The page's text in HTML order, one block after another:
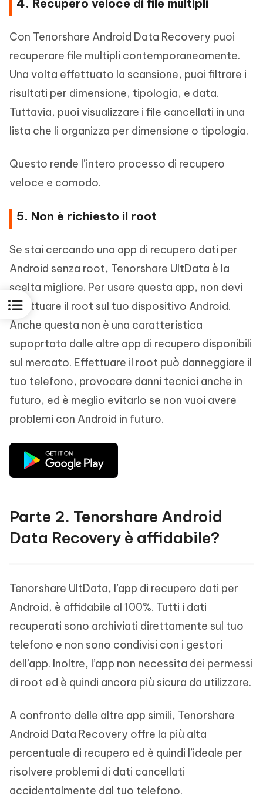
4. Recupero veloce di file multipli
Con Tenorshare Android Data Recovery puoi
recuperare file multipli contemporaneamente.
Una volta effettuato la scansione, puoi filtrare i
risultati per dimensione, tipologia, e data.
Tuttavia, puoi visualizzare i file cancellati in una
lista che li organizza per dimensione o tipologia.
Questo rende l’intero processo di recupero
veloce e comodo.
5. Non è richiesto il root
Se stai cercando una app di recupero dati per
Android senza root, Tenorshare UltData è la
scelta migliore. Per usare questa app, non devi
effettuare il root sul tuo dispositivo Android.
Anche questa non è una caratteristica
supoprtata dalle altre app di recupero disponibili
sul mercato. Effettuare il root può danneggiare il
tuo telefono, provocare danni tecnici anche in
futuro, ed è meglio evitarlo se non vuoi avere
problemi con Android in futuro.
Parte 2. Tenorshare Android
Data Recovery è affidabile?
Tenorshare UltData, l’app di recupero dati per
Android, è affidabile al 100%. Tutti i dati
recuperati sono archiviati direttamente sul tuo
telefono e non sono condivisi con i gestori
dell’app. Inoltre, l’app non necessita dei permessi
di root ed è quindi ancora più sicura da utilizzare.
A confronto delle altre app simili, Tenorshare
Android Data Recovery offre la più alta
percentuale di recupero ed è quindi l’ideale per
risolvere problemi di dati cancellati
accidentalmente dal tuo telefono.